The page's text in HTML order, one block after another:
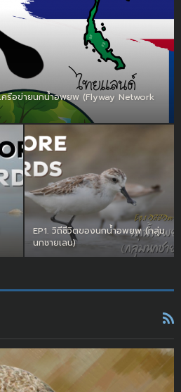
ครือข่ายนกน้ำอพยพ (Flyway Network
EP1. วิถีชีวิตของนกน้ำอพยพ (กลุ่ม
นกชายเลน)